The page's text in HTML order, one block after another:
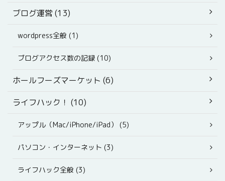
ブログ運営 (13)
wordpress全般 (1)
ブログアクセス数の記録 (10)
ホールフーズマーケット (6)
ライフハック！ (10)
アップル（Mac/iPhone/iPad） (5)
パソコン・インターネット (3)
ライフハック全般 (3)